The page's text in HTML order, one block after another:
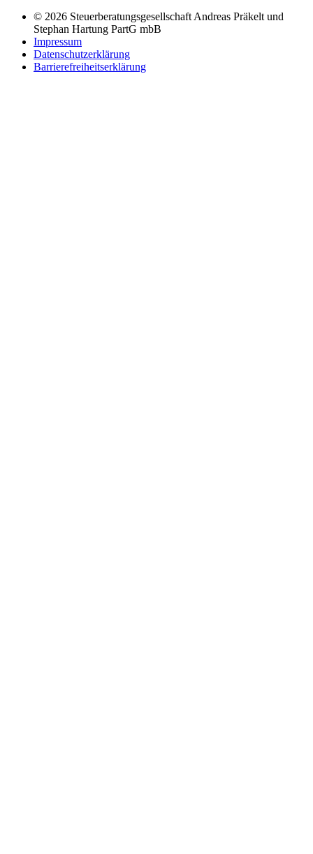
© 2026 Steuerberatungsgesellschaft Andreas Präkelt und
Stephan Hartung PartG mbB
Impressum
Datenschutzerklärung
Barrierefreiheitserklärung